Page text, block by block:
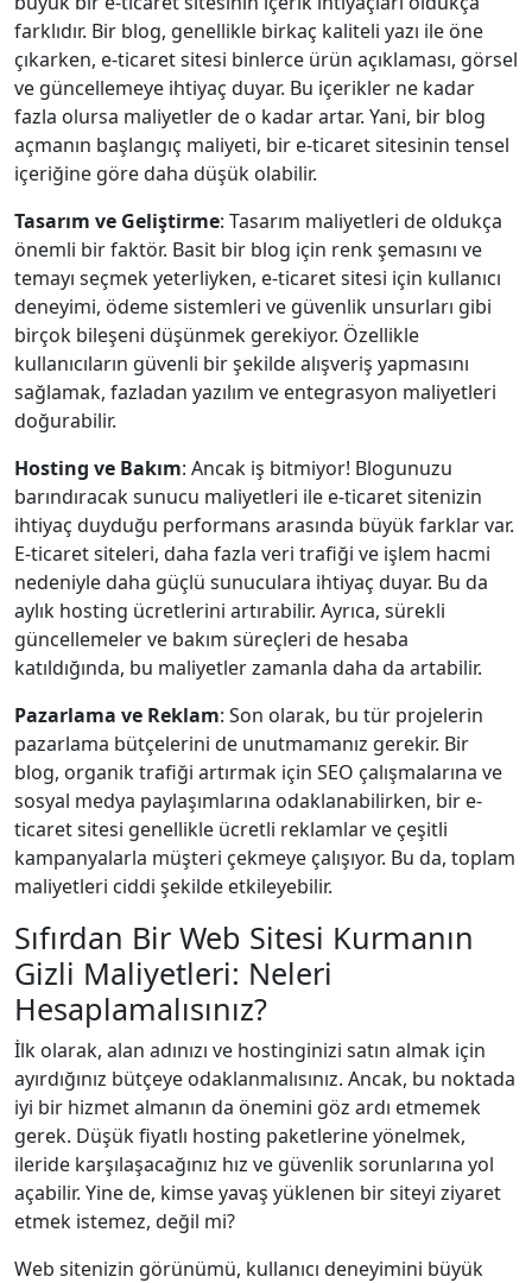
farklıdır. Bir blog, genellikle birkaç kaliteli yazı ile öne
çıkarken, e-ticaret sitesi binlerce ürün açıklaması, görsel
ve güncellemeye ihtiyaç duyar. Bu içerikler ne kadar
fazla olursa maliyetler de o kadar artar. Yani, bir blog
açmanın başlangıç maliyeti, bir e-ticaret sitesinin tensel
içeriğine göre daha düşük olabilir.
Tasarım ve Geliştirme: Tasarım maliyetleri de oldukça
önemli bir faktör. Basit bir blog için renk şemasını ve
temayı seçmek yeterliyken, e-ticaret sitesi için kullanıcı
deneyimi, ödeme sistemleri ve güvenlik unsurları gibi
birçok bileşeni düşünmek gerekiyor. Özellikle
kullanıcıların güvenli bir şekilde alışveriş yapmasını
sağlamak, fazladan yazılım ve entegrasyon maliyetleri
doğurabilir.
Hosting ve Bakım: Ancak iş bitmiyor! Blogunuzu
barındıracak sunucu maliyetleri ile e-ticaret sitenizin
ihtiyaç duyduğu performans arasında büyük farklar var.
E-ticaret siteleri, daha fazla veri trafiği ve işlem hacmi
nedeniyle daha güçlü sunuculara ihtiyaç duyar. Bu da
aylık hosting ücretlerini artırabilir. Ayrıca, sürekli
güncellemeler ve bakım süreçleri de hesaba
katıldığında, bu maliyetler zamanla daha da artabilir.
Pazarlama ve Reklam: Son olarak, bu tür projelerin
pazarlama bütçelerini de unutmamanız gerekir. Bir
blog, organik trafiği artırmak için SEO çalışmalarına ve
sosyal medya paylaşımlarına odaklanabilirken, bir e-
ticaret sitesi genellikle ücretli reklamlar ve çeşitli
kampanyalarla müşteri çekmeye çalışıyor. Bu da, toplam
maliyetleri ciddi şekilde etkileyebilir.
Sıfırdan Bir Web Sitesi Kurmanın
Gizli Maliyetleri: Neleri
Hesaplamalısınız?
İlk olarak, alan adınızı ve hostinginizi satın almak için
ayırdığınız bütçeye odaklanmalısınız. Ancak, bu noktada
iyi bir hizmet almanın da önemini göz ardı etmemek
gerek. Düşük fiyatlı hosting paketlerine yönelmek,
ileride karşılaşacağınız hız ve güvenlik sorunlarına yol
açabilir. Yine de, kimse yavaş yüklenen bir siteyi ziyaret
etmek istemez, değil mi?
Web sitenizin görünümü, kullanıcı deneyimini büyük